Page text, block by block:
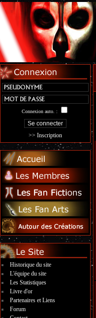
Connexion auto. :
>> Inscription
Historique du site
L'équipe du site
Les Statistiques
Livre d'or
Partenaires et Liens
Forum